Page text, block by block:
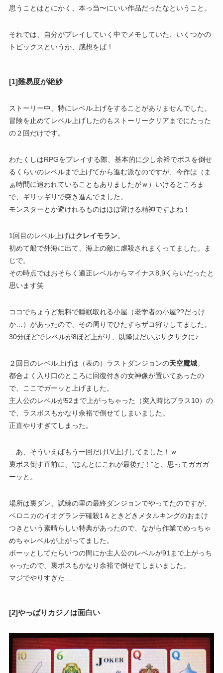
思うことはとにかく、本っ当〜にいい作品だったなということ。
それでは、自分がプレイしていく中でメモしていた、いくつかの
トピックスというか、感想をば！
[1]難易度が絶妙
ストーリー中、特にレベル上げをすることがありませんでした。
冒険を止めてレベル上げしたのもストーリークリアまでにたった
の２回だけです。
わたくしはRPGをプレイする際、基本的に少し余裕でボスを倒せ
るくらいのレベルまで上げてから進む派なのですが、今作は（ま
ぁ時間に追われていることもありましたがｗ）いけるところま
で、ギリッギリで突き進んでました。
モンスターとか避けれるものはほぼ避ける精神ですよね！
1回目のレベル上げはクレイモラン。
初めて船で外海に出て、海上の敵に虐殺されまくってました。ま
じで。
その時点ではおそらく適正レベルからマイナス8,9くらいだったと
思います笑
ココでちょうど無料で睡眠取れる小屋（老学者の小屋??だっけ
か…）があったので、その周りでひたすらザコ狩りしてました。
30分ほどでレベルが8ほど上がり、以降はだいぶサクサクに♪
２回目のレベル上げは（表の）ラストダンジョンの天空魔城。
都合よく入り口のところに回復付きの女神像が置いてあったの
で、ここでガーッと上げました。
主人公のレベルが52まで上がっちゃった（突入時比プラス10）の
で、ラスボスもかなり余裕で倒せてしまいました。
正直やりすぎてしまった。
…あ、そういえばもう一回だけLV上げしてました！ｗ
裏ボス倒す直前に、”ほんとにこれが最後だ！”と、思ってガガガ
ーッと。
場所は裏ダン、試練の里の最終ダンジョンでやってたのですが、
ベロニカのイオグランデ確殺1＆ときどきメタルキングのおまけ
つきという素晴らしい特典があったので、ながら作業でめっちゃ
めちゃレベルが上がってました。
ボーッとしてたらいつの間にか主人公のレベルが91まで上がっち
ゃったので、裏ボスもかなり余裕で倒せてしまいました。
マジでやりすぎた…
[2]やっぱりカジノは面白い